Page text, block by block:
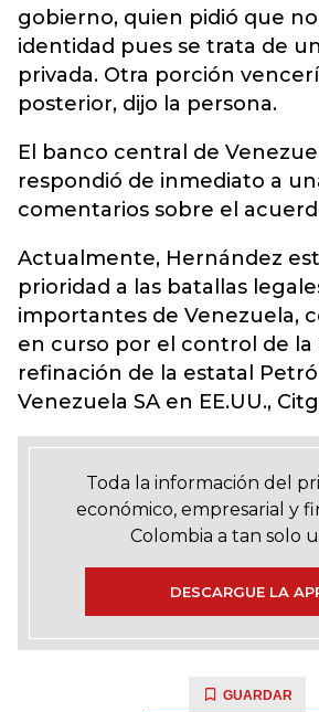
gobierno, quien pidió que
identidad pues se trata de
privada. Otra porción
posterior, dijo la persona.
El banco central de
respondió de inmediato a
comentarios sobre el
Actualmente, Hernández
prioridad a las batallas
importantes de Venezuela,
en curso por el control de la
refinación de la estatal
Venezuela SA en EE.UU.,
Toda la información del
económico, empresarial y
Colombia a tan solo
DESCARGUE LA
GUARDAR